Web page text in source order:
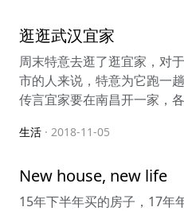
逛逛武汉宜家
周末特意去逛了逛宜家，对
市的人来说，特意为它跑一
传言宜家要在南昌开一家，
生活 · 2018-11-05
New house, new life
15年下半年买的房子，17年